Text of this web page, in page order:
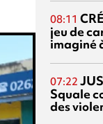
08:11
jeu de
imaginé
07:22
Squale
des